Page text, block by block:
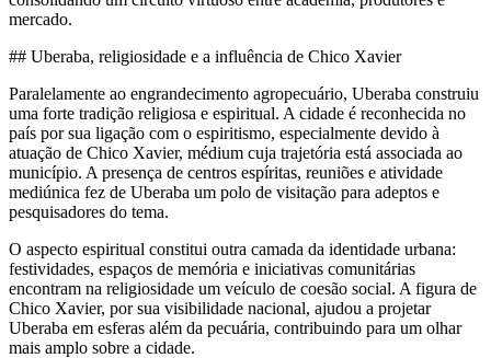
mercado.
## Uberaba, religiosidade e a influência de Chico Xavier
Paralelamente ao engrandecimento agropecuário, Uberaba construiu
uma forte tradição religiosa e espiritual. A cidade é reconhecida no
país por sua ligação com o espiritismo, especialmente devido à
atuação de Chico Xavier, médium cuja trajetória está associada ao
município. A presença de centros espíritas, reuniões e atividade
mediúnica fez de Uberaba um polo de visitação para adeptos e
pesquisadores do tema.
O aspecto espiritual constitui outra camada da identidade urbana:
festividades, espaços de memória e iniciativas comunitárias
encontram na religiosidade um veículo de coesão social. A figura de
Chico Xavier, por sua visibilidade nacional, ajudou a projetar
Uberaba em esferas além da pecuária, contribuindo para um olhar
mais amplo sobre a cidade.